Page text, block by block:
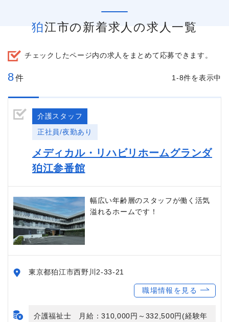
狛江市の新着求人の求人一覧
チェックしたページ内の求人をまとめて応募できます。
8件 1-8件を表示中
介護スタッフ
正社員/夜勤あり
メディカル・リハビリホームグランダ
狛江参番館
幅広い年齢層のスタッフが働く活気
溢れるホームです！
東京都狛江市西野川2-33-21
職場情報を見る
介護福祉士 月給：310,000円～332,500円(経験年